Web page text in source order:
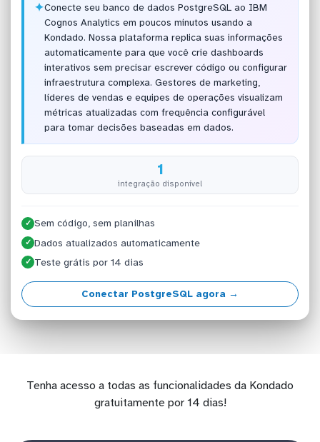
✦Conecte seu banco de dados PostgreSQL ao IBM
Cognos Analytics em poucos minutos usando a
Kondado. Nossa plataforma replica suas informações
automaticamente para que você crie dashboards
interativos sem precisar escrever código ou configurar
infraestrutura complexa. Gestores de marketing,
líderes de vendas e equipes de operações visualizam
métricas atualizadas com frequência configurável
para tomar decisões baseadas em dados.
1
integração disponível
✓ Sem código, sem planilhas
✓ Dados atualizados automaticamente
✓ Teste grátis por 14 dias
Conectar PostgreSQL agora →
Tenha acesso a todas as funcionalidades da Kondado
gratuitamente por 14 dias!